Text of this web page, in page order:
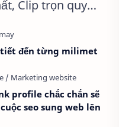
Clip trọn quy
thực hành t…
tiết đến từng milimet
profile chắc chắn sẽ
seo sung web lên